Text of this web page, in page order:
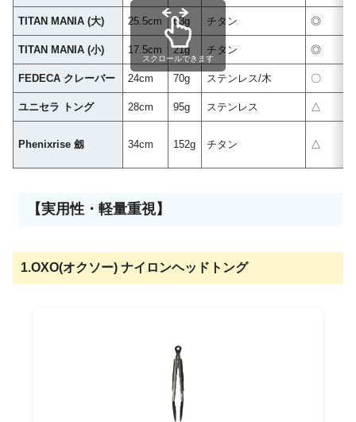
TITAN MANIA (大) 25.5cm 63g チタン ◎
TITAN MANIA (小) 17.5cm 21g チタン ◎
FEDECA クレーバー 24cm 70g ステンレス/木 〇
ユニセラ トング 28cm 95g ステンレス △
Phenixrise 劔 34cm 152g チタン △
スクロールできます
【実用性・軽量重視】
1.OXO(オクソー) ナイロンヘッドトング